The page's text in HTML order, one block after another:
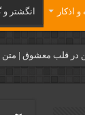
و اذكار انگشتر و
در قلب معشوق | متن